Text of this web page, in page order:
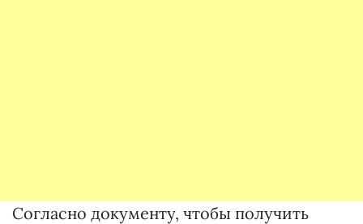
Согласно документу, чтобы получить